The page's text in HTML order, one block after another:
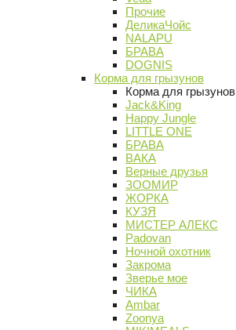
Прочие
ДеликаЧойс
NALAPU
БРАВА
DOGNIS
Корма для грызунов
Корма для грызунов
Jack&King
Happy Jungle
LITTLE ONE
БРАВА
ВАКА
Верные друзья
ЗООМИР
ЖОРКА
КУЗЯ
МИСТЕР АЛЕКС
Padovan
Ночной охотник
Закрома
Зверье мое
ЧИКА
Ambar
Zoonya